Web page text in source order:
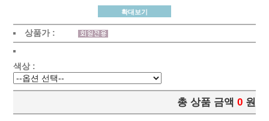
확대보기
상품가 :
색상 :
총 상품 금액 0 원